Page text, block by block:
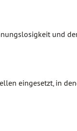
und
eingesetzt, in